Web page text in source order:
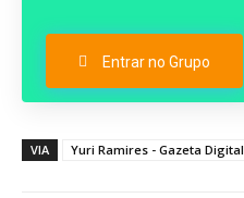
Entrar no Grupo
VIA Yuri Ramires - Gazeta Digital